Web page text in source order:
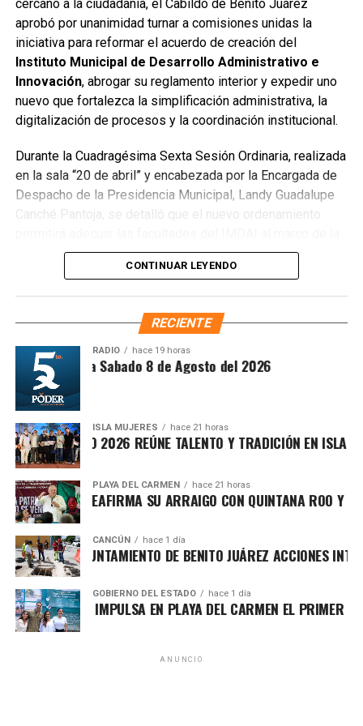
pesados. De manera simultánea, se recuperó un espacio
público utilizado como basurero clandestino, del cual se
han retirado aproximadamente 150 toneladas de
escombros, cacharros y desechos vegetales. Se estima
que el saneamiento concluirá en dos días.
Finalmente, las Unidades Verdes de SIRESOL Cancún
convertirse en punto de disposición ilegal de basura. El
Ayuntamiento exhortó a la ciudadanía a reportar estas
prácticas y sumarse al esfuerzo colectivo para mantener
un Cancún limpio y con prosperidad compartida.
Fuente: 5to Poder Agencia de Noticias
Recibe las noticias al instante
Quinto Podery recibe las noticias más
importantes de Quintana Roo directamente
cercano a la ciudadanía, el Cabildo de Benito Juárez
aprobó por unanimidad turnar a comisiones unidas la
iniciativa para reformar el acuerdo de creación del
Instituto Municipal de Desarrollo Administrativo e
Innovación, abrogar su reglamento interior y expedir uno
nuevo que fortalezca la simplificación administrativa, la
digitalización de procesos y la coordinación institucional.
Durante la Cuadragésima Sexta Sesión Ordinaria, realizada
en la sala “20 de abril” y encabezada por la Encargada de
Despacho de la Presidencia Municipal, Landy Guadalupe
Canché Pantoja, se detalló que el nuevo ordenamiento
Ley Nacional para Eliminar Trámites Burocráticos
mediante la instauración de la Autoridad Municipal de
Simplificación y Digitalización. Con ello, se busca agilizar
trámites, reducir cargas administrativas y mejorar la
Asimismo, el cuerpo cabildar avaló por mayoría turnar a
comisiones la expedición delReglamento para la
Atención Integral de Inmuebles en Estado de
CONTINUAR LEYENDO
RECIENTE
RADIO hace 19 horas
Matutina Sabado 8 de Agosto del 2026
ISLA MUJERES hace 21 horas
ISLEÑO 2026 REÚNE TALENTO Y TRADICIÓN EN ISLA
PLAYA DEL CARMEN hace 21 horas
MARÍN REAFIRMA SU ARRAIGO CON QUINTANA ROO Y
CANCÚN hace 1 día
AYUNTAMIENTO DE BENITO JUÁREZ ACCIONES
GOBIERNO DEL ESTADO hace 1 día
LEZAMA IMPULSA EN PLAYA DEL CARMEN EL PRIMER
ANUNCIO